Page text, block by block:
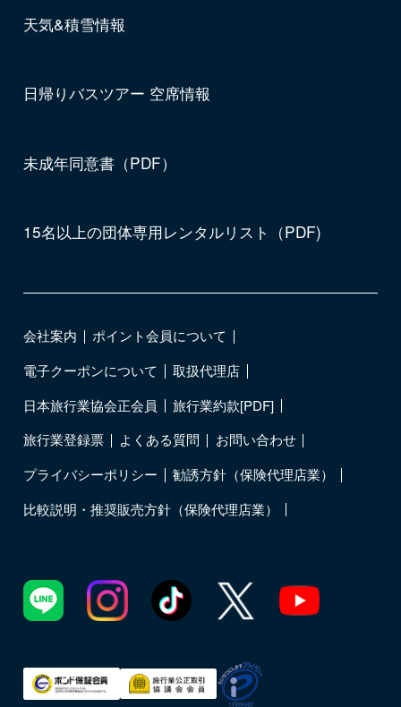
天気&積雪情報
日帰りバスツアー 空席情報
未成年同意書（PDF）
15名以上の団体専用レンタルリスト（PDF)
会社案内
ポイント会員について
電子クーポンについて
取扱代理店
日本旅行業協会正会員
旅行業約款[PDF]
旅行業登録票
よくある質問
お問い合わせ
プライバシーポリシー
勧誘方針（保険代理店業）
比較説明・推奨販売方針（保険代理店業）